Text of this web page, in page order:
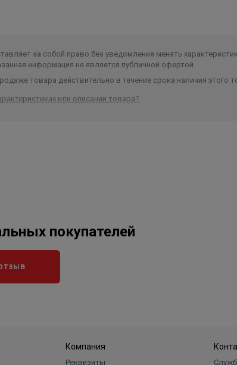
Объем
за собой право без уведомления менять
информация не является публичной офертой.
товара действительно в течение срока наличия этого
или описании товара?
покупателей
Компания
Реквизиты